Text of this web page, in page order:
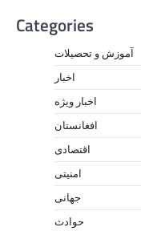
Categories
آموزش و تحصیلات
اخبار
اخبار ویژه
افغانستان
اقتصادی
امنیتی
جهانی
حوادث